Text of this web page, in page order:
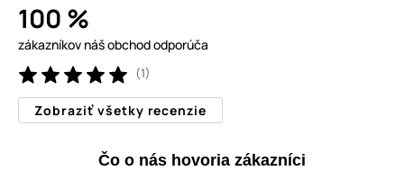
100 %
zákazníkov náš obchod odporúča
(1)
Zobraziť všetky recenzie
Čo o nás hovoria zákazníci